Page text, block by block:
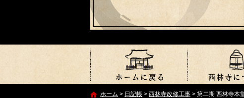
ホーム > 日記帳 > 西林寺改修工事 > 第二期 西林寺本